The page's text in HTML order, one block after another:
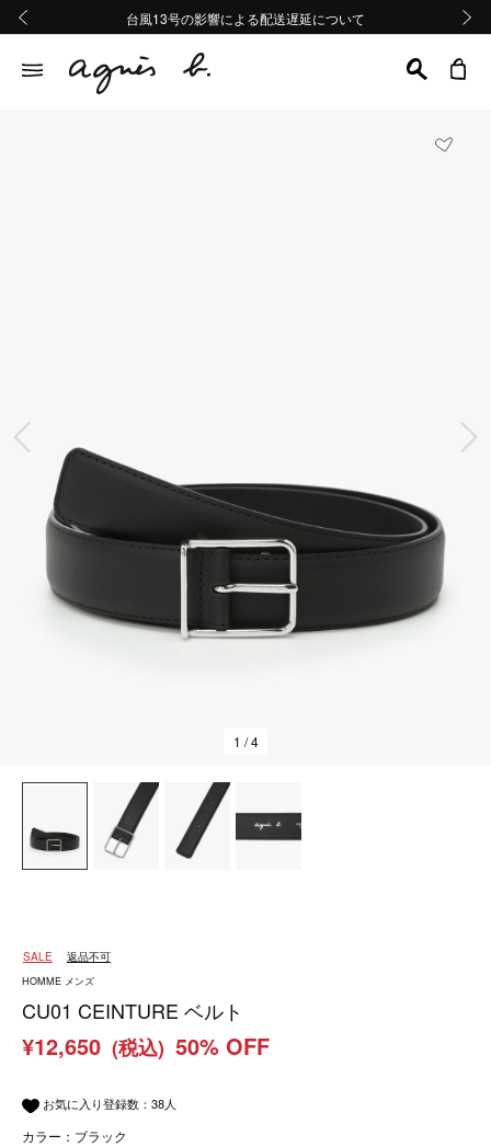
熊本地域地震の影響による配送遅延について
Summer Sale 2buy10%OFF!!
台風13号の影響による配送遅延について
熊本地域地震の影響による配送遅延について
Summer Sale 2buy10%OFF!!
前の画像
1 / 4
SALE 返品不可
HOMME メンズ
CU01 CEINTURE ベルト
¥12,650 (税込) 50% OFF
お気に入り登録数： 38人
カラー：ブラック